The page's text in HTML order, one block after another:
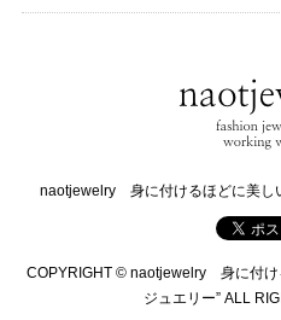
naotjewelry 身に付けるほどに美し
COPYRIGHT © naotjewelry 身に付け
ジュエリー” ALL